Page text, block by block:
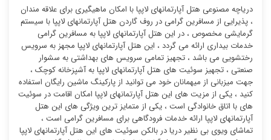
دریاچه مصنوعی هتل آپارتمانهای لاپپا با امکان ماهیگیری برای علاقه مندان
، پذیرایی از مسافرین گرامی در روف گاردن هتل آپارتمانهای لاپپا با سیستم
گرمایشی مخصوص ، در این هتل آپارتمانهای لاپپا به مسافرین گرامی
خدمات بیداری ارائه می گردد ، این هتل آپارتمانهای لاپپا مجهز به سرویس
رختشویی می باشد ، تجهیز تمامی سرویس های بهداشتی به سشوار
صنعتی ، تجهیز سوئیت ‌های هتل آپارتمانهای لاپپا به آشپزخانه کوچک ،
جهت میزبانی از میهمانان خود می توانید از پارکینگ ماشین رایگان استفاده
کنید ، یکی از مزیت های این هتل آپارتمانهای لاپپا امکان اقامت در سوئیت
‌های با اتاق خانوادگی است ، یکی از متمایز ترین ویژگی های این هتل
آپارتمانهای لاپپا ارائه خدمات فرودگاهی برای مسافرین گرامی است ،
تماشای ویوی بی نظیر دریا در بالکن سوئیت ‌های این هتل آپارتمانهای لاپپا